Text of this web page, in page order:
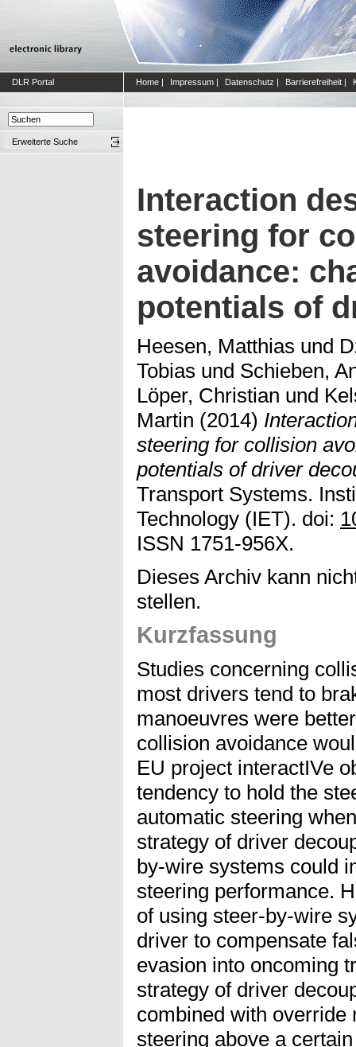
DLR Portal Home | Impressum | Datenschutz | Barrierefreiheit |
Erweiterte Suche
Interaction
steering for
avoidance:
potentials of
Heesen, Matthias und
Tobias und Schieben,
Löper, Christian und
Martin (2014)
steering for collision
potentials of driver
Transport Systems.
Technology (IET). doi:
ISSN 1751-956X.
Dieses Archiv kann
stellen.
Kurzfassung
Studies concerning
most drivers tend to
manoeuvres were
collision avoidance
EU project interactIVe
tendency to hold the
automatic steering
strategy of driver
by-wire systems could
steering performance.
of using steer-by-wire
driver to compensate
evasion into oncoming
strategy of driver
combined with override
steering above a